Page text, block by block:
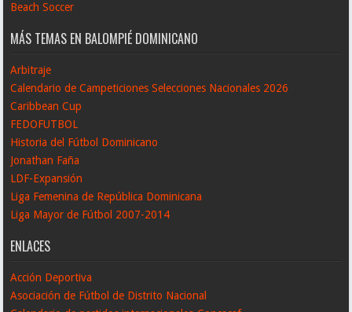
Beach Soccer
MÁS TEMAS EN BALOMPIÉ DOMINICANO
Arbitraje
Calendario de Campeticiones Selecciones Nacionales 2026
Caribbean Cup
FEDOFUTBOL
Historia del Fútbol Dominicano
Jonathan Faña
LDF-Expansión
Liga Femenina de República Dominicana
Liga Mayor de Fútbol 2007-2014
ENLACES
Acción Deportiva
Asociación de Fútbol de Distrito Nacional